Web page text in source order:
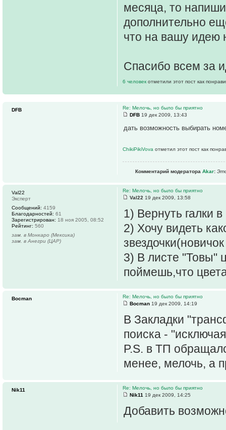
месяца, то
дополнительно
что на вашу идею
Спасибо всем за
6 человек отметили этот пост как
Re: Мелочь, но было бы приятно
DFB 19 дек 2009, 13:43
дать возможность выбирать
ChikiPikiVova отметил этот пост как
Комментарий модератора Akar:
DFB
Re: Мелочь, но было бы приятно
Val22 19 дек 2009, 13:58
1) Вернуть галки
2) Хочу видеть
3) В листе "Товы"
поймешь,что
Val22
Эксперт
Сообщений: 4159
Благодарностей: 61
Зарегистрирован: 18 ноя 2005, 08:52
Рейтинг: 560
зам. в Монкаро (Мексика)
зам. в Анегри (ЦАР)
Re: Мелочь, но было бы приятно
Bocman 19 дек 2009, 14:19
В Закладки
поиска -
P.S. в ТП
менее, мелочь, а
Bocman
Re: Мелочь, но было бы приятно
Nik11 19 дек 2009, 14:25
Добавить
Nik11